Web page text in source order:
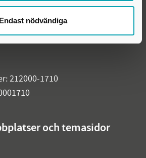
Endast nödvändiga
212000-1710
och temasidor